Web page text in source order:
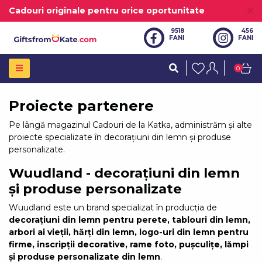
Cadouri originale pentru orice oportunitate
9518
FANI
456
FANI
0
Proiecte partenere
Pe lângă magazinul Cadouri de la Katka, administrăm și alte
proiecte specializate în decorațiuni din lemn și produse
personalizate.
Wuudland - decorațiuni din lemn
și produse personalizate
Wuudland este un brand specializat în producția de
decorațiuni din lemn pentru perete, tablouri din lemn,
arbori ai vieții, hărți din lemn, logo-uri din lemn pentru
firme, inscripții decorative, rame foto, pușculițe, lămpi
și produse personalizate din lemn.